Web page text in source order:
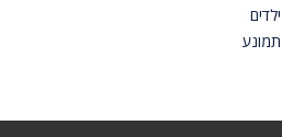
ילדים
תמונע